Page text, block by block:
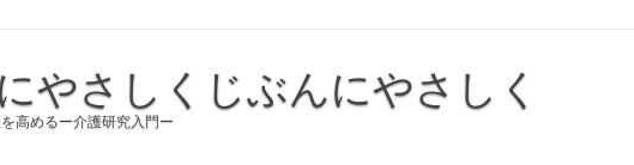
やさしくじぶんにやさしく
高めるー介護研究入門ー